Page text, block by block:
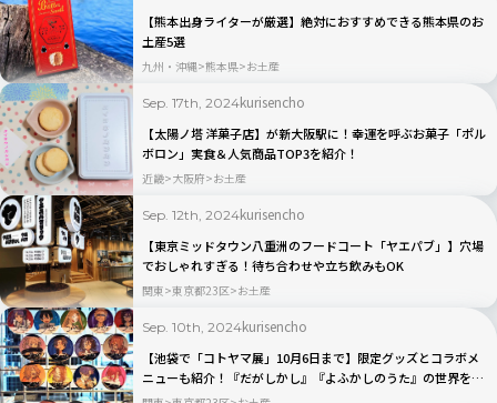
【熊本出身ライターが厳選】絶対におすすめできる熊本県のお
土産5選
九州・沖縄 熊本県 お土産
Sep. 17th, 2024kurisencho
【太陽ノ塔 洋菓子店】が新大阪駅に！幸運を呼ぶお菓子「ポル
ボロン」実食＆人気商品TOP3を紹介！
近畿 大阪府 お土産
Sep. 12th, 2024kurisencho
【東京ミッドタウン八重洲のフードコート「ヤエパブ」】穴場
でおしゃれすぎる！待ち合わせや立ち飲みもOK
関東 東京都23区 お土産
Sep. 10th, 2024kurisencho
【池袋で「コトヤマ展」10月6日まで】限定グッズとコラボメ
ニューも紹介！『だがしかし』『よふかしのうた』の世界を巡
る